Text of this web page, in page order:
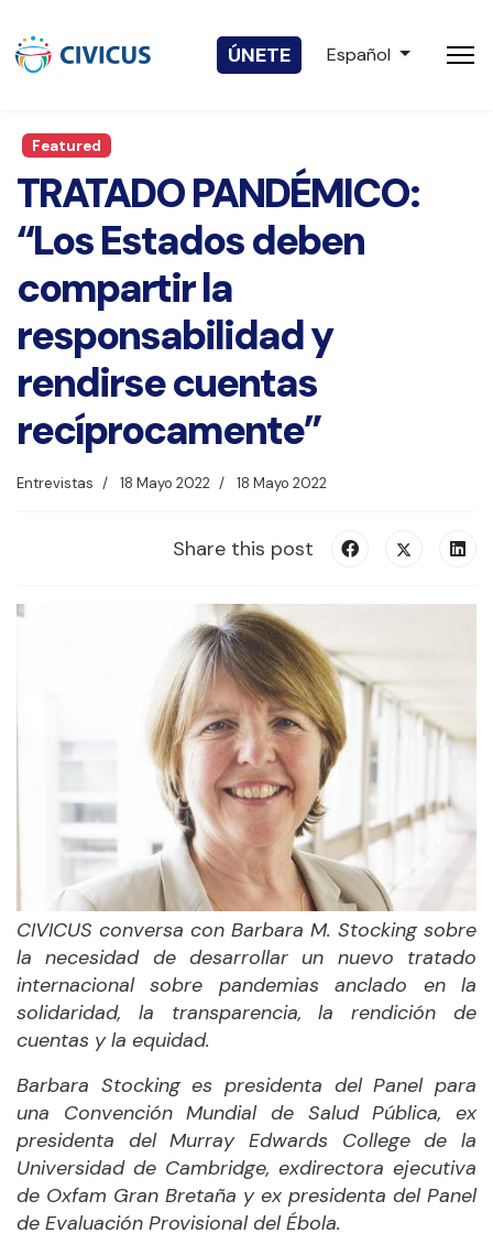
ÚNETE Seleccione su
Español
Featured
TRATADO PANDÉMICO:
“Los Estados deben
compartir la
responsabilidad y
rendirse cuentas
recíprocamente”
Entrevistas 18 Mayo 2022 18 Mayo 2022
Share this post
CIVICUS conversa con Barbara M. Stocking sobre
la necesidad de desarrollar un nuevo tratado
internacional sobre pandemias anclado en la
solidaridad, la transparencia, la rendición de
cuentas y la equidad.
Barbara Stocking es presidenta del Panel para
una Convención Mundial de Salud Pública, ex
presidenta del Murray Edwards College de la
Universidad de Cambridge, exdirectora ejecutiva
de Oxfam Gran Bretaña y ex presidenta del Panel
de Evaluación Provisional del Ébola.